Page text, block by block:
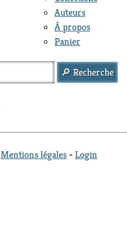
Auteurs
À propos
Panier
Mentions légales -Login